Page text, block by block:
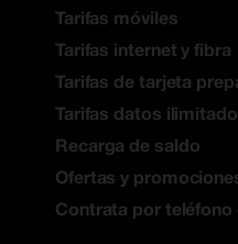
Tarifas móviles
Tarifas internet y fibra
Tarifas de tarjeta
Tarifas datos
Recarga de saldo
Ofertas y
Contrata por teléfono